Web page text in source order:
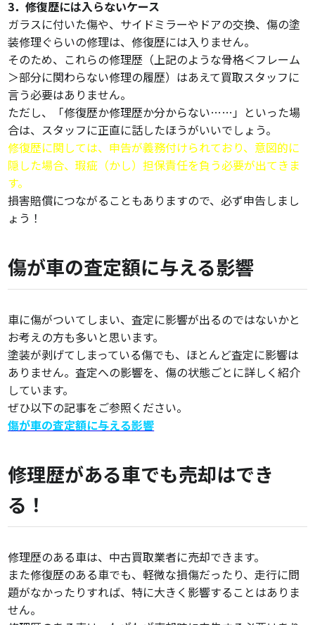
3．修復歴には入らないケース
ガラスに付いた傷や、サイドミラーやドアの交換、傷の塗
装修理ぐらいの修理は、修復歴には入りません。
そのため、これらの修理歴（上記のような骨格＜フレーム
＞部分に関わらない修理の履歴）はあえて買取スタッフに
言う必要はありません。
ただし、「修復歴か修理歴か分からない……」といった場
合は、スタッフに正直に話したほうがいいでしょう。
修復歴に関しては、申告が義務付けられており、意図的に
隠した場合、瑕疵（かし）担保責任を負う必要が出てきま
す。
損害賠償につながることもありますので、必ず申告しまし
ょう！
傷が車の査定額に与える影響
車に傷がついてしまい、査定に影響が出るのではないかと
お考えの方も多いと思います。
塗装が剥げてしまっている傷でも、ほとんど査定に影響は
ありません。査定への影響を、傷の状態ごとに詳しく紹介
しています。
ぜひ以下の記事をご参照ください。
傷が車の査定額に与える影響
修理歴がある車でも売却はでき
る！
修理歴のある車は、中古買取業者に売却できます。
また修復歴のある車でも、軽微な損傷だったり、走行に問
題がなかったりすれば、特に大きく影響することはありま
せん。